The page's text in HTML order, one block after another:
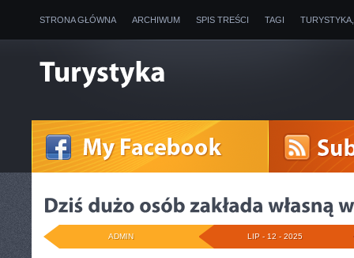
STRONA GŁÓWNA ARCHIWUM SPIS TREŚCI TAGI
LIP - 12 - 2025
ADMIN